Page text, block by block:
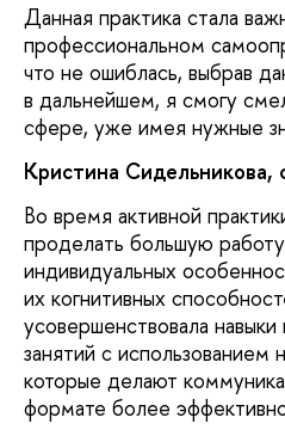
Данная практика стала
профессиональном
что не ошиблась, выбрав
в дальнейшем, я смогу
сфере, уже имея нужные
Кристина Сидельникова,
Во время активной
проделать большую
индивидуальных
их когнитивных
усовершенствовала
занятий с использованием
которые делают
формате более